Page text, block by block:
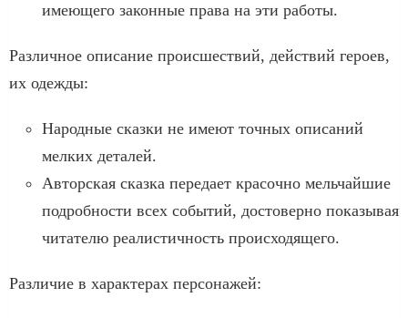
имеющего законные права на эти работы.
Различное описание происшествий, действий героев,
их одежды:
Народные сказки не имеют точных описаний
мелких деталей.
Авторская сказка передает красочно мельчайшие
подробности всех событий, достоверно показывая
читателю реалистичность происходящего.
Различие в характерах персонажей: